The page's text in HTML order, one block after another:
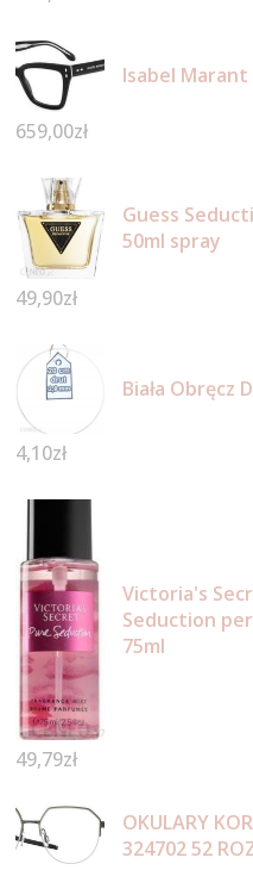
Isabel Marant
659,00zł
Guess
50ml spray
49,90zł
Biała Obręcz
4,10zł
Victoria's
Seduction
75ml
49,79zł
OKULARY
324702 52